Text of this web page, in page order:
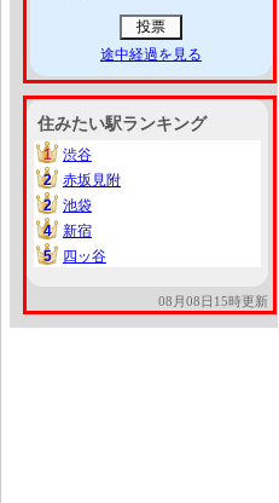
途中経過を見る
住みたい駅ランキング
1
1
渋谷
2
2
赤坂見附
2
2
池袋
4
4
新宿
5
5 四ッ谷
08月08日15時更新